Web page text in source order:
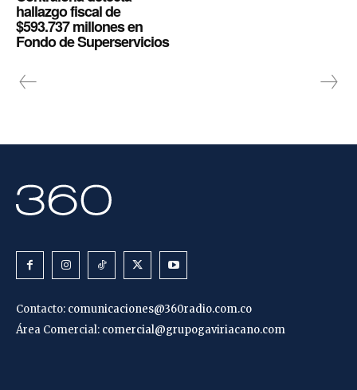
hallazgo fiscal de
$593.737 millones en
Fondo de Superservicios
Contacto: comunicaciones@360radio.com.co
Área Comercial: comercial@grupogaviriacano.com